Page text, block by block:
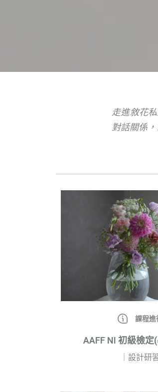
走進敘花
對話關係
課程進
AAFF NI 初級檢定
｜設計研